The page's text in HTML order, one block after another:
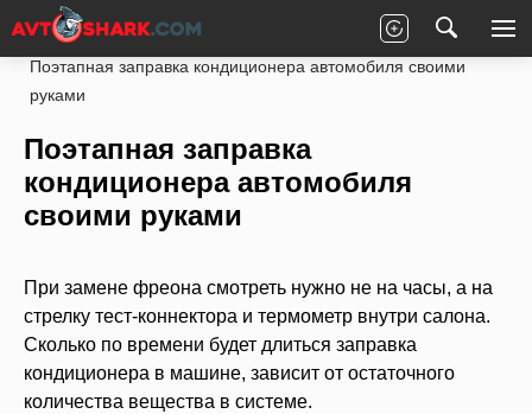
Главная Статьи
Под капотом
Поэтапная заправка кондиционера автомобиля своими
руками
Поэтапная заправка
кондиционера автомобиля
своими руками
При замене фреона смотреть нужно не на часы, а на
стрелку тест-коннектора и термометр внутри салона.
Сколько по времени будет длиться заправка
кондиционера в машине, зависит от остаточного
количества вещества в системе.